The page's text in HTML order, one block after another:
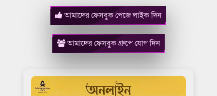
আমাদের ফেসবুক পেজে লাইক দিন
আমাদের ফেসবুক গ্রুপে যোগ দিন